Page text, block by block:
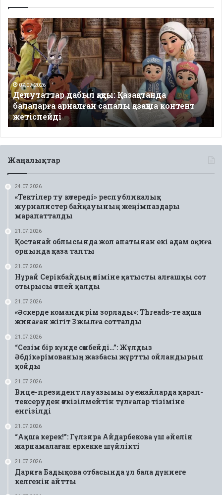
Депутаттар
дабыл
қақты:
Қазақстанда
балаларға
арналған
сапалы
қазақша
контент
жетіспейді
07.07.2026
Депутаттар дабыл қақты: Қазақстанда
балаларға арналған сапалы қазақша контент
жетіспейді
Жаңалықтар
24.07.2026
«Тектілер ту көтереді» республикалық
журналистер байқауының жеңімпаздары
марапатталды
21.07.2026
Қостанай облысында жол апатынан екі адам оқиға
орнында қаза тапты
21.07.2026
Нұрай Серікбайдың өліміне қатысты алғашқы сот
отырысы өтпей қалды
21.07.2026
«Әскерде командирім зорлады»: Threads-те ақша
жинаған жігіт 3 жылға сотталды
21.07.2026
“Сезім бір күнде сөнбейді…”: Жұлдыз
Әбдікәрімованың жазбасы жұртты ойландырып
қойды
21.07.2026
Вице-президент лауазымы әуежайларда қарап-
тексеруден өткізілмейтін тұлғалар тізіміне
енгізілді
21.07.2026
“Ақша керек!”: Гүлзира Айдарбекова үш әйелін
жарнамалаған еркекке шүйлікті
21.07.2026
Дариға Бадықова отбасында ұл бала дүниеге
келгенін айтты